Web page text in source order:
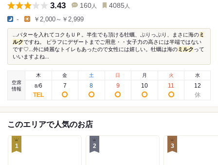
3.43 160 人 4085 人
- ￥2,000～￥2,999
...バターを入れてコクもＵＰ。半生でも頂ける牡蠣、ぷりっぷり、まさに海のミ
ルクですね。 ピラフにデザートまでご用意・・女子力の高さには半端ではない
です♡...外に綺麗なトイレもあったので女性には嬉しい。牡蠣は海のミルクって
いいますよね...
空席
情報
木
8/6
金
7
土
8
日
9
月
10
火
11
水
12
このエリアで人気のお店
1 2 3